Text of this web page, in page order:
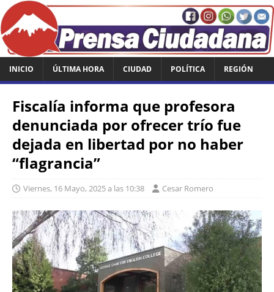
INICIO ÚLTIMA HORA CIUDAD POLÍTICA REGIÓN
Fiscalía informa que profesora
denunciada por ofrecer trío fue
dejada en libertad por no haber
“flagrancia”
Viernes, 16 Mayo, 2025 a las 10:38 Cesar Romero